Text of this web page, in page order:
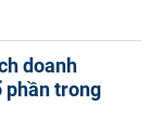
doanh
phần trong